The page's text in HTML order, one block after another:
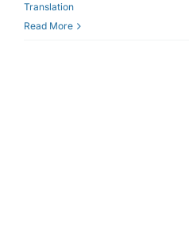
Translation
Read More